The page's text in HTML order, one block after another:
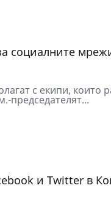
социалните
с екипи, които
председателят...
и Twitter в